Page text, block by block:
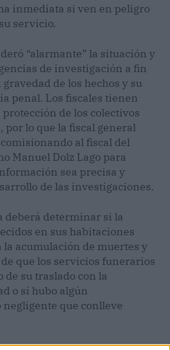
inmediata si ven en peligro
servicio.
“alarmante” la situación y
de investigación a fin
de los hechos y su
penal. Los fiscales tienen
de los colectivos
por lo que la fiscal general
al fiscal del
Manuel Dolz Lago para
sea precisa y
de las investigaciones.
deberá determinar si la
en sus habitaciones
la acumulación de muertes y
que los servicios funerarios
de su traslado con la
o si hubo algún
que conlleve